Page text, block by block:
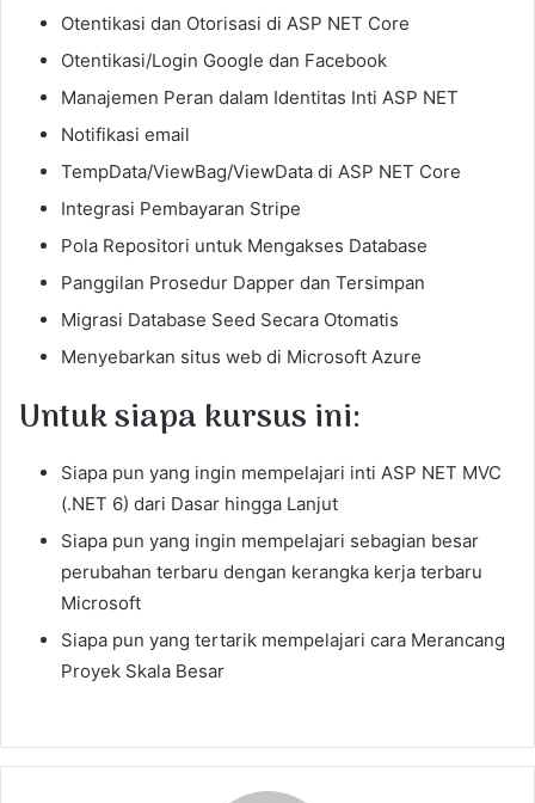
Otentikasi dan Otorisasi di ASP NET Core
Otentikasi/Login Google dan Facebook
Manajemen Peran dalam Identitas Inti ASP NET
Notifikasi email
TempData/ViewBag/ViewData di ASP NET Core
Integrasi Pembayaran Stripe
Pola Repositori untuk Mengakses Database
Panggilan Prosedur Dapper dan Tersimpan
Migrasi Database Seed Secara Otomatis
Menyebarkan situs web di Microsoft Azure
Untuk siapa kursus ini:
Siapa pun yang ingin mempelajari inti ASP NET MVC
(.NET 6) dari Dasar hingga Lanjut
Siapa pun yang ingin mempelajari sebagian besar
perubahan terbaru dengan kerangka kerja terbaru
Microsoft
Siapa pun yang tertarik mempelajari cara Merancang
Proyek Skala Besar